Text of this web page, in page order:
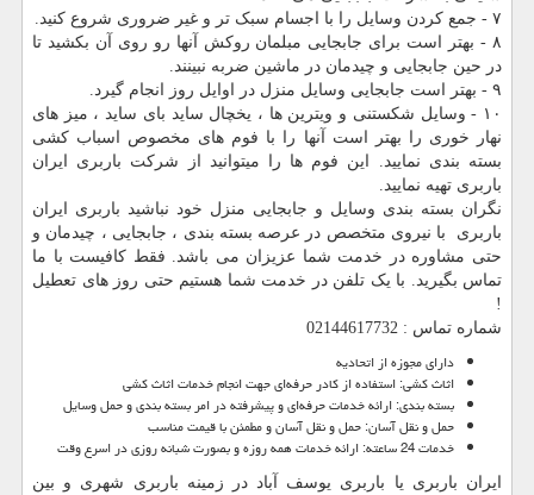
۷ - جمع کردن وسایل را با اجسام سبک تر و غیر ضروری شروع کنید.
۸ - بهتر است برای جابجایی مبلمان روکش آنها رو روی آن بکشید تا
در حین جابجایی و چیدمان در ماشین ضربه نبینند.
۹ - بهتر است جابجایی وسایل منزل در اوایل روز انجام گیرد.
۱۰ - وسایل شکستنی و ویترین ها ، یخچال ساید بای ساید ، میز های
نهار خوری را بهتر است آنها را با فوم های مخصوص اسباب کشی
بسته بندی نمایید. این فوم ها را میتوانید از شرکت باربری ایران
باربری تهیه نمایید.
نگران بسته بندی وسایل و جابجایی منزل خود نباشید باربری ایران
باربری با نیروی متخصص در عرصه بسته بندی ، جابجایی ، چیدمان و
حتی مشاوره در خدمت شما عزیزان می باشد. فقط کافیست با ما
تماس بگیرید. با یک تلفن در خدمت شما هستیم حتی روز های تعطیل
!
شماره تماس : 02144617732
دارای مجوزه از اتحادیه
اثاث کشی: استفاده از کادر حرفه‌ای جهت انجام خدمات اثاث کشی
بسته بندی: ارائه‌ خدمات حرفه‌ای و پیشرفته در امر بسته ‌بندی و حمل وسایل
حمل و نقل آسان: حمل و نقل آسان و مطمئن با قیمت مناسب
خدمات 24 ساعته: ارائه‌ خدمات همه روزه و بصورت شبانه‌ روزی در اسرع وقت
ایران باربری یا باربری یوسف آباد در زمینه باربری شهری و بین